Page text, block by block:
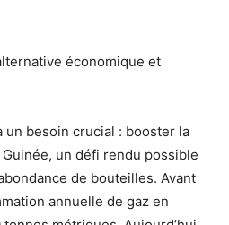
économique et
un besoin crucial : booster la
un défi rendu possible
de bouteilles. Avant
annuelle de gaz en